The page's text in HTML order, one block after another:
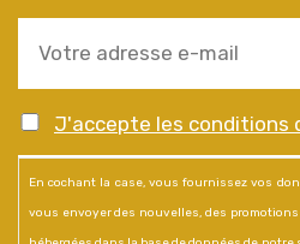
J'accepte les conditions
En cochant la case, vous fournissez vos
vous envoyer des nouvelles, des